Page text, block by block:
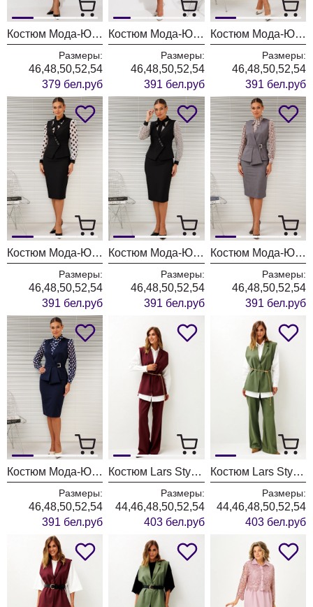
Костюм Мода-Юрс 26-2935 горчица
Размеры:
46,48,50,52,54
379 бел.руб
Костюм Мода-Юрс 26-2766 пыльно-синий
Размеры:
46,48,50,52,54
391 бел.руб
Костюм Мода-Юрс 26-2766 черный + мелкий горох
Размеры:
46,48,50,52,54
391 бел.руб
Костюм Мода-Юрс 26-2766 черный + крупный горох
Размеры:
46,48,50,52,54
391 бел.руб
Костюм Мода-Юрс 26-2766 черный + цветы
Размеры:
46,48,50,52,54
391 бел.руб
Костюм Мода-Юрс 26-2538 серый + цветы
Размеры:
46,48,50,52,54
391 бел.руб
Костюм Мода-Юрс 26-2538 синий + крупный горох
Размеры:
46,48,50,52,54
391 бел.руб
Костюм Lars Style 1246 оттенки бордо+молочного
Размеры:
44,46,48,50,52,54
403 бел.руб
Костюм Lars Style 1246/1 оттенки хвои+молочного
Размеры:
44,46,48,50,52,54
403 бел.руб